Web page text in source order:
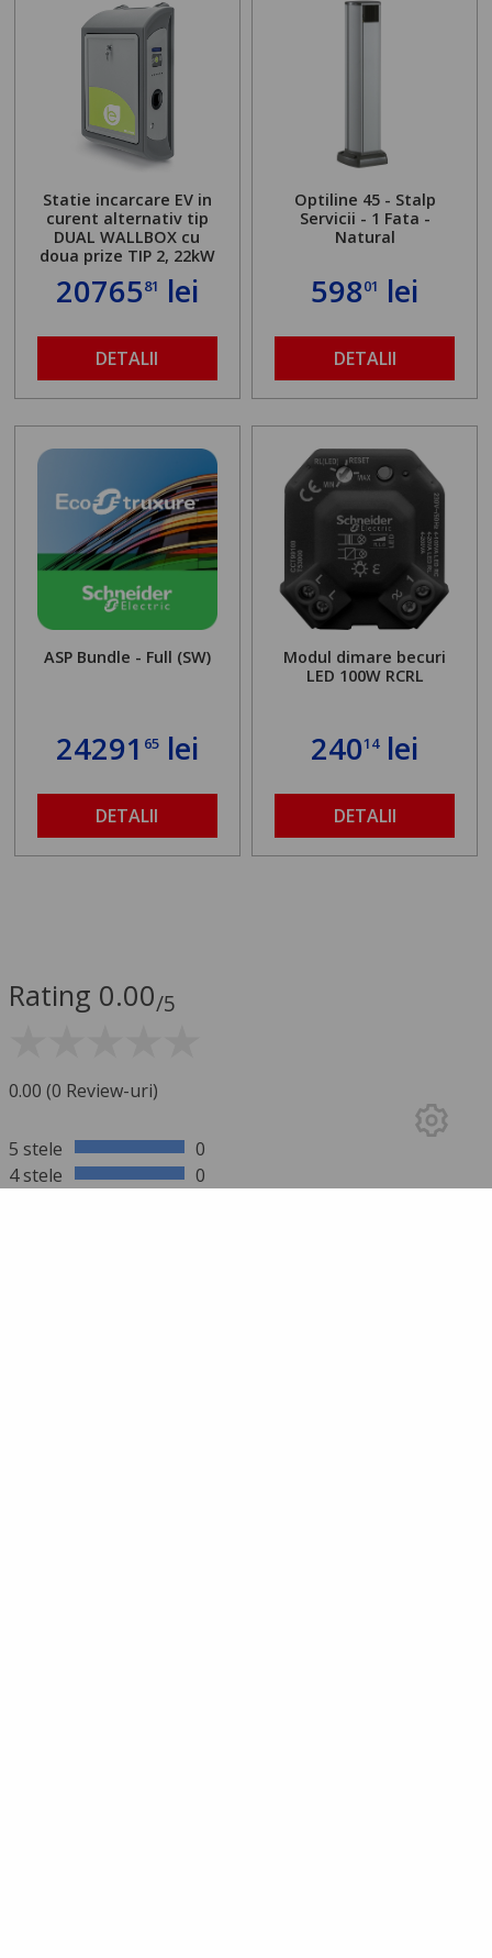
Statie incarcare EV in
curent alternativ tip
DUAL WALLBOX cu
doua prize TIP 2, 22kW
2076581 lei
DETALII
Optiline 45 - Stalp
Servicii - 1 Fata -
Natural
59801 lei
DETALII
ASP Bundle - Full (SW)
24291 65lei
DETALII
Modul dimare becuri
LED 100W RCRL
24014lei
DETALII
Rating 0.00/5
0.00 (0 Review-uri)
5 stele
0
4 stele
0